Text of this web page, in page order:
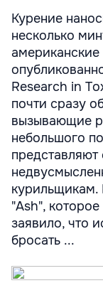
Курение
несколько
Research in
почти сразу
вызывающие
небольшого
курильщикам.
"Ash",
заявило, что
бросать ...